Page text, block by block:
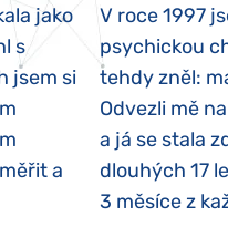
jako
s
jsem si
a
V roce 1997
psychickou
tehdy zněl:
Odvezli mě
a já se stala
dlouhých 17
3 měsíce z